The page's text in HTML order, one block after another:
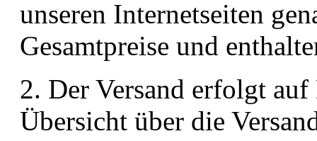
unseren Internetseiten
Gesamtpreise und
2. Der Versand erfolgt
Übersicht über die